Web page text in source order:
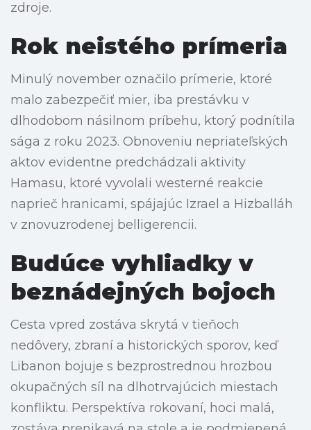
zdroje.
Rok neistého prímeria
Minulý november označilo prímerie, ktoré
malo zabezpečiť mier, iba prestávku v
dlhodobom násilnom príbehu, ktorý podnítila
sága z roku 2023. Obnoveniu nepriateľských
aktov evidentne predchádzali aktivity
Hamasu, ktoré vyvolali westerné reakcie
naprieč hranicami, spájajúc Izrael a Hizballáh
v znovuzrodenej belligerencii.
Budúce vyhliadky v
beznádejných bojoch
Cesta vpred zostáva skrytá v tieňoch
nedôvery, zbraní a historických sporov, keď
Libanon bojuje s bezprostrednou hrozbou
okupačných síl na dlhotrvajúcich miestach
konfliktu. Perspektíva rokovaní, hoci malá,